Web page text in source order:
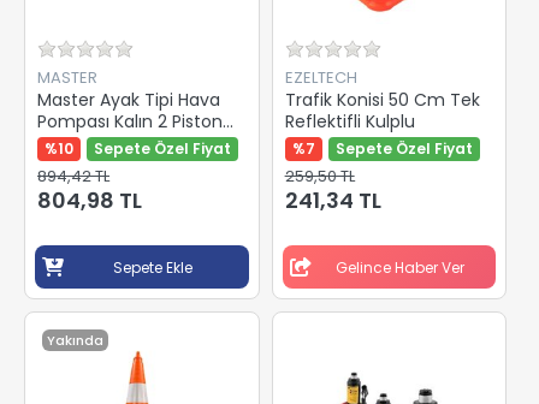
MASTER
Master Ayak Tipi Hava
Pompası Kalın 2 Piston
501470
%10 Sepete Özel Fiyat
894,42 TL
804,98 TL
Sepete Ekle
EZELTECH
Trafik Konisi 50 Cm Tek
Reflektifli Kulplu
%7 Sepete Özel Fiyat
259,50 TL
241,34 TL
Gelince Haber Ver
Yakında